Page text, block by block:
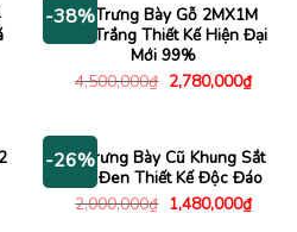
-38%Tủ Trưng Bày Gỗ 2MX1M
Màu Trắng Thiết Kế Hiện Đại
Mới 99%
4,500,000₫ Giá
gốc
2,780,000₫Giá
hiện
-26%
Kệ Trưng Bày Cũ Khung Sắt
Sơn Đen Thiết Kế Độc Đáo
2,000,000₫ Giá
gốc
1,480,000₫Giá
hiện